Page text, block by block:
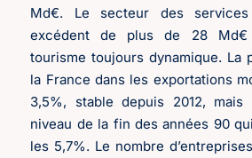
Md€. Le secteur des
excédent de plus de 28
tourisme toujours dynamique. La
la France dans les exportations
3,5%, stable depuis 2012,
niveau de la fin des années 90
les 5,7%. Le nombre